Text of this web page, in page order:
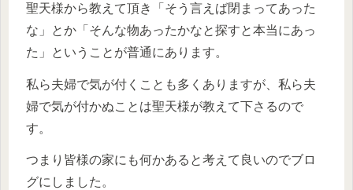
聖天様から教えて頂き「そう言えば閉まってあった
な」とか「そんな物あったかなと探すと本当にあっ
た」ということが普通にあります。
私ら夫婦で気が付くことも多くありますが、私ら夫
婦で気が付かぬことは聖天様が教えて下さるので
す。
つまり皆様の家にも何かあると考えて良いのでブロ
グにしました。